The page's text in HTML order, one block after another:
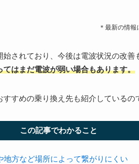
＊最新の情
されており、今後は電波状況の改
てはまだ電波が弱い場合もあります。
すめの乗り換え先も紹介しているの
この記事でわかること
方など場所によって繋がりにくい